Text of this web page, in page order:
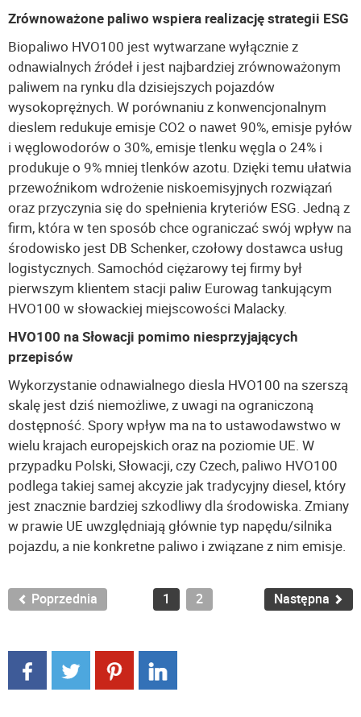
Zrównoważone paliwo wspiera realizację strategii ESG
Biopaliwo HVO100 jest wytwarzane wyłącznie z
odnawialnych źródeł i jest najbardziej zrównoważonym
paliwem na rynku dla dzisiejszych pojazdów
wysokoprężnych. W porównaniu z konwencjonalnym
dieslem redukuje emisje CO2 o nawet 90%, emisje pyłów
i węglowodorów o 30%, emisje tlenku węgla o 24% i
produkuje o 9% mniej tlenków azotu. Dzięki temu ułatwia
przewoźnikom wdrożenie niskoemisyjnych rozwiązań
oraz przyczynia się do spełnienia kryteriów ESG. Jedną z
firm, która w ten sposób chce ograniczać swój wpływ na
środowisko jest DB Schenker, czołowy dostawca usług
logistycznych. Samochód ciężarowy tej firmy był
pierwszym klientem stacji paliw Eurowag tankującym
HVO100 w słowackiej miejscowości Malacky.
HVO100 na Słowacji pomimo niesprzyjających
przepisów
Wykorzystanie odnawialnego diesla HVO100 na szerszą
skalę jest dziś niemożliwe, z uwagi na ograniczoną
dostępność. Spory wpływ ma na to ustawodawstwo w
wielu krajach europejskich oraz na poziomie UE. W
przypadku Polski, Słowacji, czy Czech, paliwo HVO100
podlega takiej samej akcyzie jak tradycyjny diesel, który
jest znacznie bardziej szkodliwy dla środowiska. Zmiany
w prawie UE uwzględniają głównie typ napędu/silnika
pojazdu, a nie konkretne paliwo i związane z nim emisje.
Poprzednia 1 2 Następna